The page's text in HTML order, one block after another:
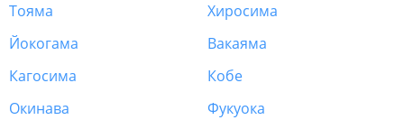
Тояма
Хиросима
Йокогама
Вакаяма
Кагосима
Кобе
Окинава
Фукуока